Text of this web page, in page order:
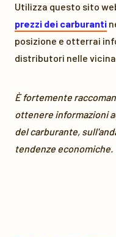
Utilizza questo sito
prezzi dei carburanti
posizione e otterrai
distributori nelle
È fortemente
ottenere informazioni
del carburante,
tendenze economiche.